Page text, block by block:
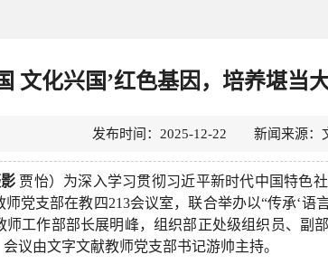
文化兴国’红色基因，培养堪当
发布时间：2025-12-22 新闻来源：
贾怡）为深入学习贯彻习近平新时代中国特色
党支部在教四213会议室，联合举办以“传承‘
工作部部长展明峰，组织部正处级组织员、副
议由文字文献教师党支部书记游帅主持。